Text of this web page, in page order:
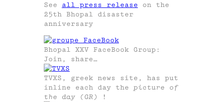
See all press release on the
25th Bhopal disaster
anniversary
Bhopal XXV FaceBook Group:
Join, share…
TVXS, greek news site, has put
inline each day the picture of
the day (GR)
!